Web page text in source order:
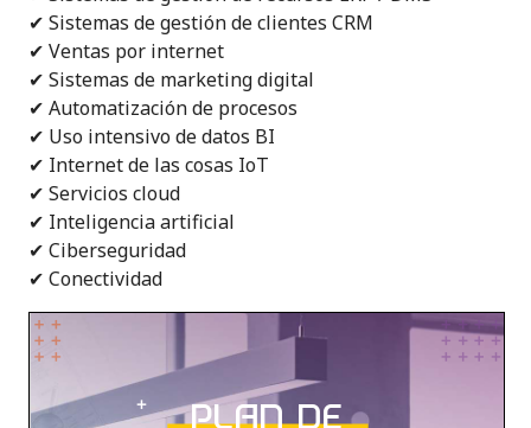
✔ Sistemas de gestión de clientes CRM
✔ Ventas por internet
✔ Sistemas de marketing digital
✔ Automatización de procesos
✔ Uso intensivo de datos BI
✔ Internet de las cosas IoT
✔ Servicios cloud
✔ Inteligencia artificial
✔ Ciberseguridad
✔ Conectividad